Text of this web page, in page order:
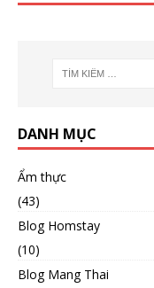
DANH MỤC
Ẩm thực
(43)
Blog Homstay
(10)
Blog Mang Thai